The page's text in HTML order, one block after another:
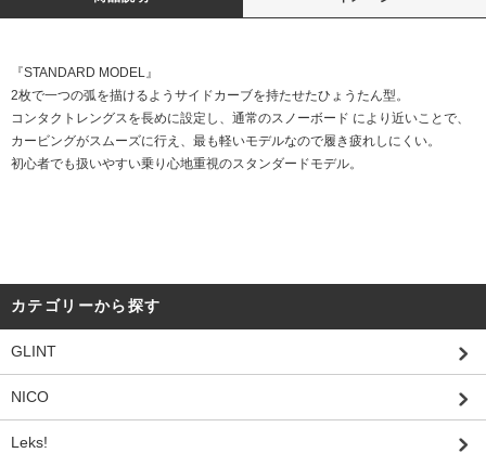
『STANDARD MODEL』
2枚で一つの弧を描けるようサイドカーブを持たせたひょうたん型。
コンタクトレングスを長めに設定し、通常のスノーボード により近いことで、
カービングがスムーズに行え、最も軽いモデルなので履き疲れしにくい。
初心者でも扱いやすい乗り心地重視のスタンダードモデル。
カテゴリーから探す
GLINT
NICO
Leks!